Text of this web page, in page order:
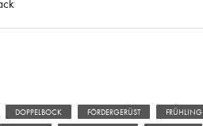
DOPPELBOCK FÖRDERGERÜST FRÜHLING